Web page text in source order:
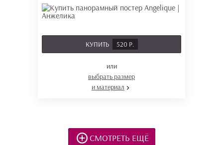
КУПИТЬ 520 Р.
или
выбрать размер
и материал
СМОТРЕТЬ ЕЩЁ